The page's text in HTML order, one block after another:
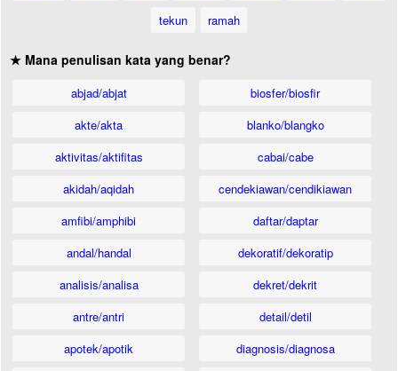
tekun
ramah
★ Mana penulisan kata yang benar?
abjad/abjat
akte/akta
aktivitas/aktifitas
akidah/aqidah
amfibi/amphibi
andal/handal
analisis/analisa
antre/antri
apotek/apotik
biosfer/biosfir
blanko/blangko
cabai/cabe
cendekiawan/cendikiawan
daftar/daptar
dekoratif/dekoratip
dekret/dekrit
detail/detil
diagnosis/diagnosa